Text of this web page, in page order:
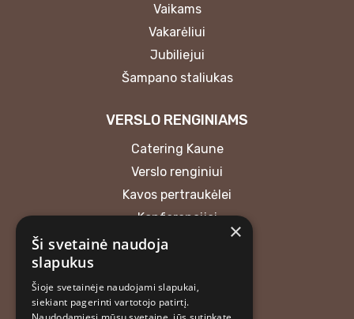
Vaikams
Vakarėliui
Jubiliejui
Šampano staliukas
VERSLO RENGINIAMS
Catering Kaune
Verslo renginiui
Kavos pertraukėlei
Konferencijai
MB “Atrask skonį”
+37062018165
×
Ši svetainė naudoja
slapukus
Šioje svetainėje naudojami slapukai,
siekiant pagerinti vartotojo patirtį.